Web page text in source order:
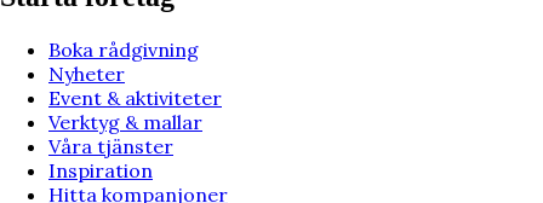
Boka rådgivning
Nyheter
Event & aktiviteter
Verktyg & mallar
Våra tjänster
Inspiration
Hitta kompanjoner